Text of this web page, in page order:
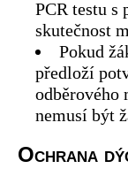
PCR testu
skutečnost
Pokud
předloží
odběrového
nemusí být
Ochrana